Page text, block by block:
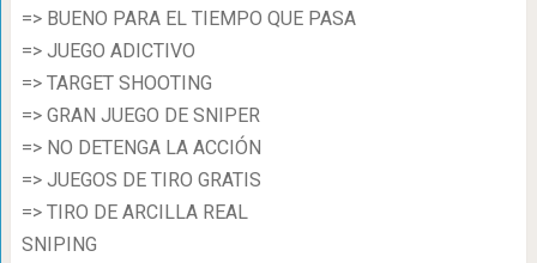
=> BUENO PARA EL TIEMPO QUE PASA
=> JUEGO ADICTIVO
=> TARGET SHOOTING
=> GRAN JUEGO DE SNIPER
=> NO DETENGA LA ACCIÓN
=> JUEGOS DE TIRO GRATIS
=> TIRO DE ARCILLA REAL
SNIPING